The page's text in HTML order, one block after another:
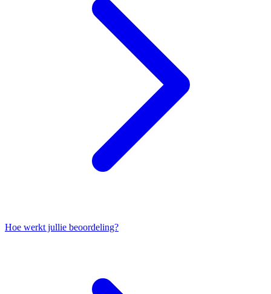
Hoe werkt jullie beoordeling?